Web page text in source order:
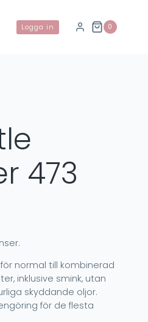
Logga in 0
473
normal till kombinerad
inklusive smink, utan
skyddande oljor.
för de flesta